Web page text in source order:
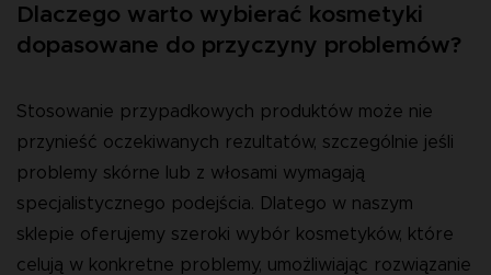
Dlaczego warto wybierać kosmetyki
dopasowane do przyczyny problemów?
Stosowanie przypadkowych produktów może nie
przynieść oczekiwanych rezultatów, szczególnie jeśli
problemy skórne lub z włosami wymagają
specjalistycznego podejścia. Dlatego w naszym
sklepie oferujemy szeroki wybór kosmetyków, które
celują w konkretne problemy, umożliwiając rozwiązanie